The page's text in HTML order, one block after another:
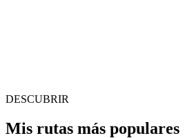
DESCUBRIR
Mis rutas más populares